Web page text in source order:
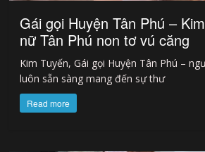
Gái gọi Huyện Tân Phú –
nữ Tân Phú non tơ vú căng
Kim Tuyến, Gái gọi Huyện Tân Phú –
luôn sẵn sàng mang đến sự thư
Read more